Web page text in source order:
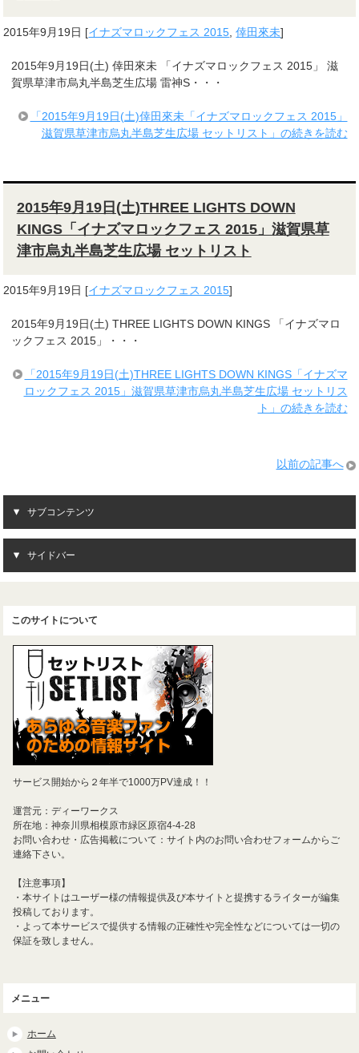
2015年9月19日 [イナズマロックフェス 2015,倖田來未]
2015年9月19日(土) 倖田來未 「イナズマロックフェス 2015」 滋
賀県草津市烏丸半島芝生広場 雷神S・・・
「2015年9月19日(土)倖田來未「イナズマロックフェス 2015」
滋賀県草津市烏丸半島芝生広場 セットリスト」の続きを読む
2015年9月19日(土)THREE LIGHTS DOWN
KINGS「イナズマロックフェス 2015」滋賀県草
津市烏丸半島芝生広場 セットリスト
2015年9月19日 [イナズマロックフェス 2015]
2015年9月19日(土) THREE LIGHTS DOWN KINGS 「イナズマロ
ックフェス 2015」・・・
「2015年9月19日(土)THREE LIGHTS DOWN KINGS「イナズマ
ロックフェス 2015」滋賀県草津市烏丸半島芝生広場 セットリス
ト」の続きを読む
以前の記事へ
サブコンテンツ
サイドバー
このサイトについて
サービス開始から２年半で1000万PV達成！！
運営元：ディーワークス
所在地：神奈川県相模原市緑区原宿4-4-28
お問い合わせ・広告掲載について：サイト内のお問い合わせフォームからご
連絡下さい。
【注意事項】
・本サイトはユーザー様の情報提供及び本サイトと提携するライターが編集
投稿しております。
・よって本サービスで提供する情報の正確性や完全性などについては一切の
保証を致しません。
メニュー
ホーム